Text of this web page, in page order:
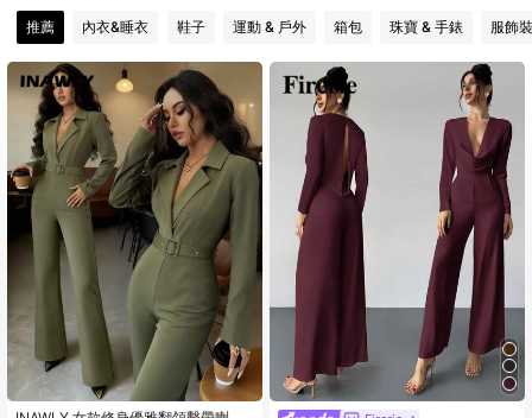
4.77 4.7K 追蹤者
4.77 4.7K 追蹤者
4.77 4.7K 追蹤者
4.77 4.7K 追蹤者
4.77 4.7K 追蹤者
推薦 內衣&睡衣 鞋子 運動 & 戶外 箱包 珠寶 & 手錶 服飾